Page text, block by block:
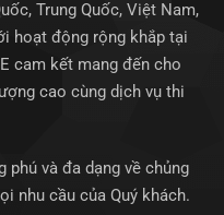
Trung Quốc, Việt Nam,
hoạt động rộng khắp tại
cam kết mang đến cho
cao cùng dịch vụ thi
và đa dạng về chủng
nhu cầu của Quý khách.